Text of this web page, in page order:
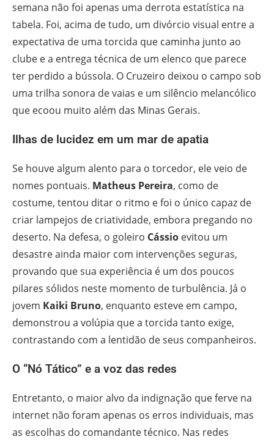
semana não foi apenas uma derrota estatística na
tabela. Foi, acima de tudo, um divórcio visual entre a
expectativa de uma torcida que caminha junto ao
clube e a entrega técnica de um elenco que parece
ter perdido a bússola. O Cruzeiro deixou o campo sob
uma trilha sonora de vaias e um silêncio melancólico
que ecoou muito além das Minas Gerais.
Ilhas de lucidez em um mar de apatia
Se houve algum alento para o torcedor, ele veio de
nomes pontuais. Matheus Pereira, como de
costume, tentou ditar o ritmo e foi o único capaz de
criar lampejos de criatividade, embora pregando no
deserto. Na defesa, o goleiro Cássio evitou um
desastre ainda maior com intervenções seguras,
provando que sua experiência é um dos poucos
pilares sólidos neste momento de turbulência. Já o
jovem Kaiki Bruno, enquanto esteve em campo,
demonstrou a volúpia que a torcida tanto exige,
contrastando com a lentidão de seus companheiros.
O “Nó Tático” e a voz das redes
Entretanto, o maior alvo da indignação que ferve na
internet não foram apenas os erros individuais, mas
as escolhas do comandante técnico. Nas redes